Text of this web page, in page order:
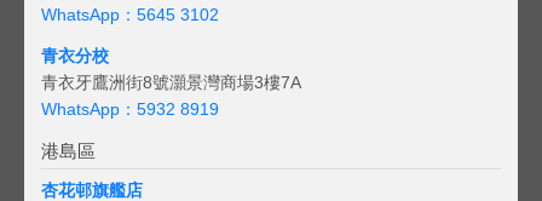
WhatsApp：5645 3102
青衣分校
青衣牙鷹洲街8號灝景灣商場3樓7A
WhatsApp：5932 8919
港島區
杏花邨旗艦店